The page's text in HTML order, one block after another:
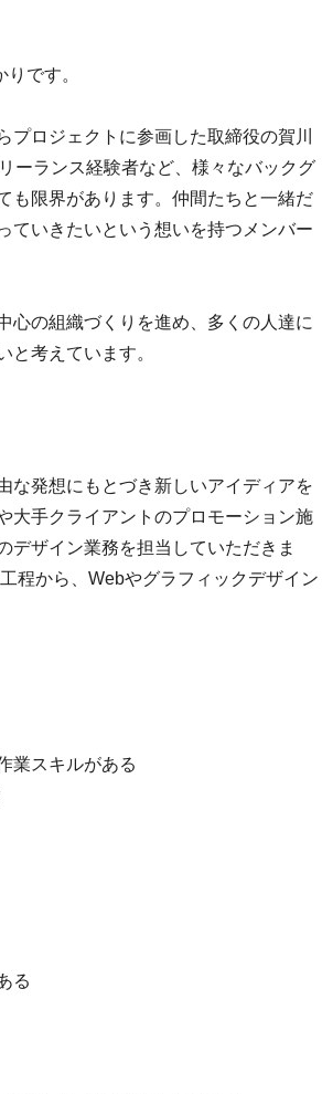
です。
ロジェクトに参画した取締役の賀川
ーランス経験者など、様々なバックグ
も限界があります。仲間たちと一緒だ
ていきたいという想いを持つメンバー
心の組織づくりを進め、多くの人達に
と考えています。
な発想にもとづき新しいアイディアを
大手クライアントのプロモーション施
デザイン業務を担当していただきま
程から、Webやグラフィックデザイン
業スキルがある
る